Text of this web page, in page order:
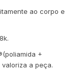
ao corpo e
+
a peça.